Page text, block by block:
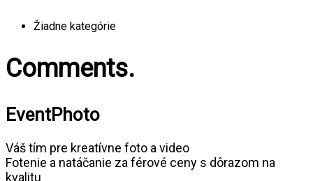
Žiadne kategórie
Comments.
EventPhoto
Váš tím pre kreatívne foto a video
Fotenie a natáčanie za férové ceny s dôrazom na
kvalitu